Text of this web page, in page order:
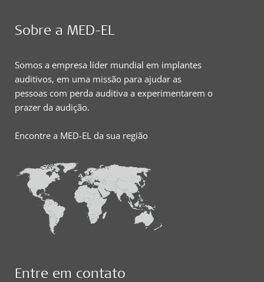
Sobre a MED-EL
Somos a empresa líder mundial em implantes
auditivos, em uma missão para ajudar as
pessoas com perda auditiva a experimentarem o
prazer da audição.
Encontre a MED-EL da sua região
Entre em contato